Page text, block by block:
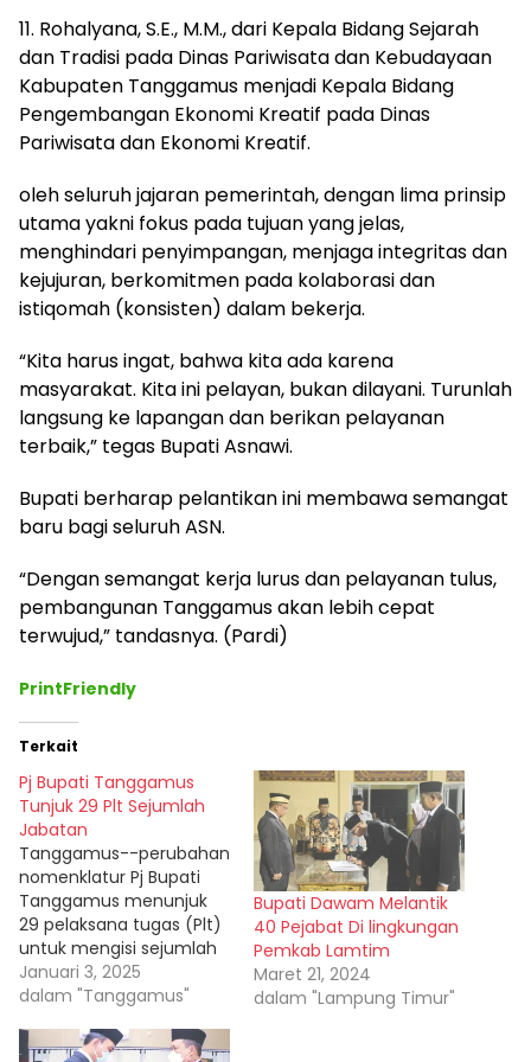
11. Rohalyana, S.E., M.M., dari Kepala Bidang Sejarah
dan Tradisi pada Dinas Pariwisata dan Kebudayaan
Kabupaten Tanggamus menjadi Kepala Bidang
Pengembangan Ekonomi Kreatif pada Dinas
Pariwisata dan Ekonomi Kreatif.
oleh seluruh jajaran pemerintah, dengan lima prinsip
utama yakni fokus pada tujuan yang jelas,
menghindari penyimpangan, menjaga integritas dan
kejujuran, berkomitmen pada kolaborasi dan
istiqomah (konsisten) dalam bekerja.
“Kita harus ingat, bahwa kita ada karena
masyarakat. Kita ini pelayan, bukan dilayani. Turunlah
langsung ke lapangan dan berikan pelayanan
terbaik,” tegas Bupati Asnawi.
Bupati berharap pelantikan ini membawa semangat
baru bagi seluruh ASN.
“Dengan semangat kerja lurus dan pelayanan tulus,
pembangunan Tanggamus akan lebih cepat
terwujud,” tandasnya. (Pardi)
PrintFriendly
Terkait
Pj Bupati Tanggamus
Tunjuk 29 Plt Sejumlah
Jabatan
Tanggamus--perubahan
nomenklatur Pj Bupati
Tanggamus menunjuk
29 pelaksana tugas (Plt)
untuk mengisi sejumlah
jabatan mulai dari kepala
dinas, sekretaris hingga
penunjukan sejumlah
Januari 3, 2025
dalam "Tanggamus"
Bupati Dawam Melantik
40 Pejabat Di lingkungan
Pemkab Lamtim
Maret 21, 2024
dalam "Lampung Timur"